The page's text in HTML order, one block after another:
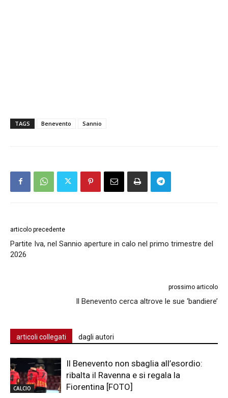
TAGS Benevento Sannio
articolo precedente
Partite Iva, nel Sannio aperture in calo nel primo trimestre del
2026
prossimo articolo
Il Benevento cerca altrove le sue ‘bandiere’
articoli collegati dagli autori
CALCIO
Il Benevento non sbaglia all’esordio:
ribalta il Ravenna e si regala la
Fiorentina [FOTO]